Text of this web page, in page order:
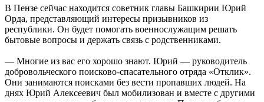
В Пензе сейчас находится советник главы Башкирии Юрий
Орда, представляющий интересы призывников из
республики. Он будет помогать военнослужащим решать
бытовые вопросы и держать связь с родственниками.
— Многие из вас его хорошо знают. Юрий — руководитель
добровольческого поисково-спасательного отряда «Отклик».
Они занимаются поисками без вести пропавших людей. На
днях Юрий Алексеевич был мобилизован и вместе с другими